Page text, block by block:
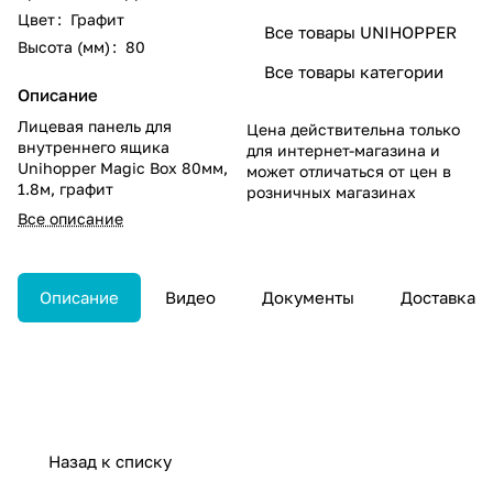
Цвет: Графит
Высота (мм) : 80
Описание
Лицевая панель для
внутреннего ящика
Unihopper Magic Box 80мм,
1.8м, графит
Все описание
Все товары UNIHOPPER
Все товары категории
Цена действительна только
для интернет-магазина и
может отличаться от цен в
розничных магазинах
Описание Видео Документы Доставка
Назад к списку